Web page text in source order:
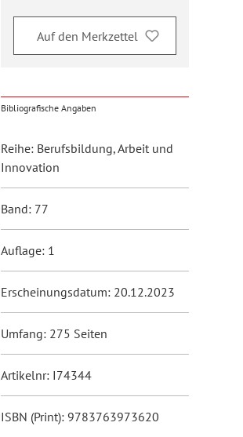
Auf den Merkzettel
Bibliografische Angaben
Reihe: Berufsbildung, Arbeit und
Innovation
Band: 77
Auflage: 1
Erscheinungsdatum: 20.12.2023
Umfang: 275 Seiten
Artikelnr: I74344
ISBN (Print): 9783763973620